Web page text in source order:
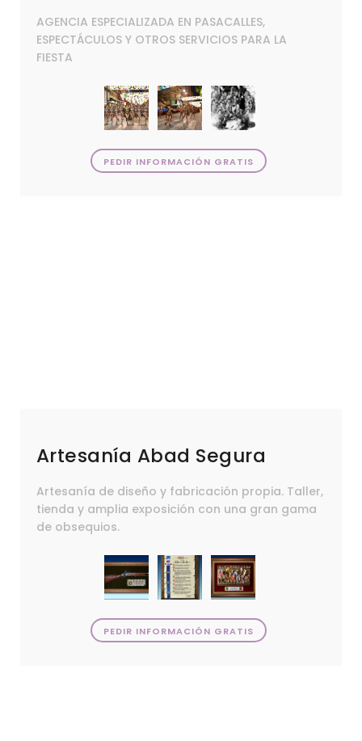
AGENCIA ESPECIALIZADA EN PASACALLES,
ESPECTÁCULOS Y OTROS SERVICIOS PARA LA
FIESTA
PEDIR INFORMACIÓN GRATIS
Artesanía Abad Segura
Artesanía de diseño y fabricación propia. Taller,
tienda y amplia exposición con una gran gama
de obsequios.
PEDIR INFORMACIÓN GRATIS